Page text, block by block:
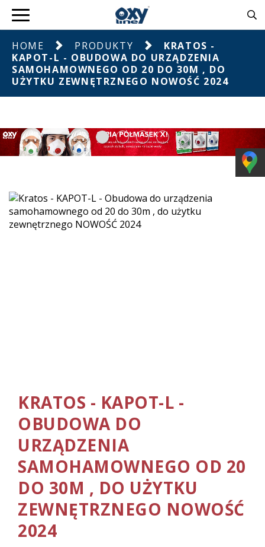
HOME PRODUKTY
KRATOS -
KAPOT-L - OBUDOWA DO URZĄDZENIA
SAMOHAMOWNEGO OD 20 DO 30M , DO
UŻYTKU ZEWNĘTRZNEGO NOWOŚĆ 2024
KRATOS - KAPOT-L -
OBUDOWA DO
URZĄDZENIA
SAMOHAMOWNEGO OD 20
DO 30M , DO UŻYTKU
ZEWNĘTRZNEGO NOWOŚĆ
2024